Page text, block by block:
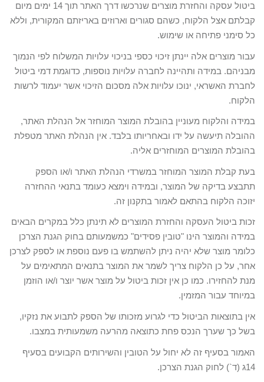
ביטול עסקה והחזרת מוצרים שנרכשו דרך האתר תוך 14 ימים מיום
קבלתם אצל הלקוח, כשהם סגורים וארוזים באריזתם המקורית, וללא
כל סימני פתיחה או שימוש.
עבור מוצרים אלה יינתן זיכוי כספי בניכוי עלויות המשלוח לפי הנמוך
מבניהם. במידה ותהיינה לחברה עלויות נוספות, כדוגמת דמי ביטול
לחברת האשראי, ינוכו עלויות אלה מסכום הזיכוי אשר יעמוד לרשות
הלקוח.
במידה והלקוח מעוניין בהובלת המוצר המוחזר אל הנהלת האתר,
ההובלה תיעשה על ידו ובאחריותו בלבד. אין הנהלת האתר מטפלת
בהובלת המוצרים המוחזרים אליה.
בעת קבלת המוצר המוחזר במשרדי הנהלת האתר ו/או הספק
תתבצע בדיקה של המוצר, ובמידה וימצא כעומד בתנאי ההחזרה
יזוכה הלקוח בהתאם לאמור בתקנון זה.
זכות ביטול העסקה והחזרת המוצרים לא תינתן כלל במקרים הבאים
במידה והמוצר הינו "טובין פסידים" כמשמעותם בחוק הגנת הצרכן
כלומר מוצר שלא יהיה ניתן להשתמש בו פעם נוספת או לספק לצרכן
אחר, על כן הלקוח צריך לשמר את המוצר בתנאים המתאימים על
מנת להחזירו. כמו כן אין זכות ביטול על מוצר אשר יוצר ו/או הוזמן
במיוחד עבור המזמין.
אין בתוצאות הביטול כדי לגרוע מזכותו של הספק לתבוע את נזקיו,
בשל כך שערך הנכס פחת כתוצאה מהרעה משמעותית במצבו.
האמור בסעיף זה לא יחול על הטובין והשירותים הקבועים בסעיף
14ג (ד`) לחוק הגנת הצרכן.